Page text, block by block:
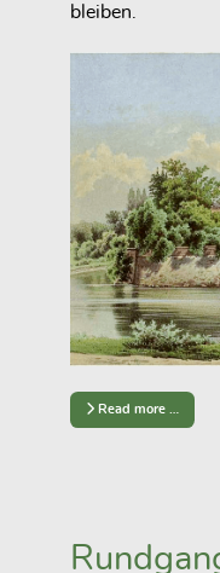
bleiben.
Read more …